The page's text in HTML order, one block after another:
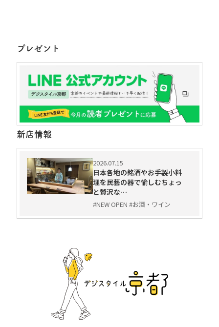
プレゼント
新店情報
2026.07.15
日本各地の銘酒やお手製小料
理を民藝の器で愉しむちょっ
と贅沢な…
#NEW OPEN #お酒・ワイン